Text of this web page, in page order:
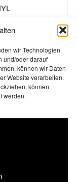
wir Technologien
und/oder darauf
können wir Daten
Website verarbeiten.
können
werden.